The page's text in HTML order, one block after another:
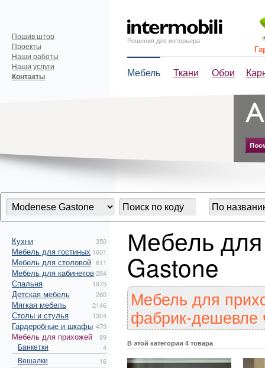
Решения для интерьера
Мебель Ткани Обои
Пошив штор
Проекты
Наши работы
Наши услуги
Контакты
Кухни 350
Мебель для гостиных 1601
Мебель для столовой 611
Мебель для кабинетов294
Спальня 1975
Детская мебель 260
Мягкая мебель 2146
Столы и стулья 1304
Гардеробные и шкафы 479
Мебель для прихожей 89
Банкетки 4
Вешалки 16
Мебель
Gastone
Мебель для
фабрик-дешевле
В этой категории 4 товара